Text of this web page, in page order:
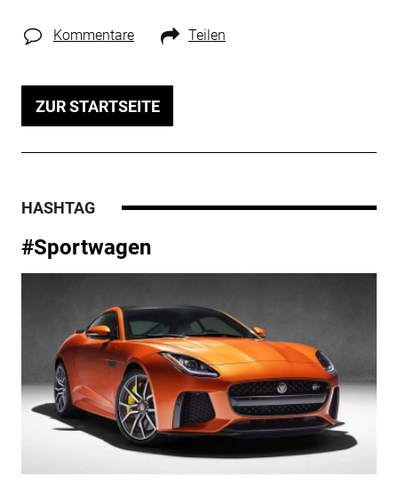
Kommentare Teilen
ZUR STARTSEITE
HASHTAG
#Sportwagen